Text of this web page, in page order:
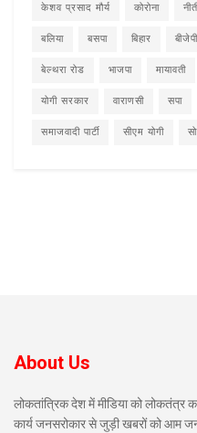
केशव प्रसाद मौर्य कोरोना
बलिया बसपा बिहार बीजेपी
बेल्थरा रोड भाजपा मायावती
योगी सरकार वाराणसी सपा
समाजवादी पार्टी सीएम योगी
About Us
लोकतांत्रिक देश में मीडिया को लोकतंत्र
कार्य जनसरोकार से जुड़ी खबरों को आम